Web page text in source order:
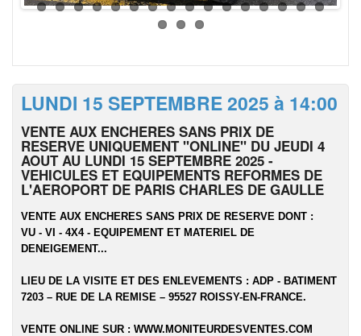
LUNDI 15 SEPTEMBRE 2025 à 14:00
VENTE AUX ENCHERES SANS PRIX DE
RESERVE UNIQUEMENT "ONLINE" DU JEUDI 4
AOUT AU LUNDI 15 SEPTEMBRE 2025 -
VEHICULES ET EQUIPEMENTS REFORMES DE
L'AEROPORT DE PARIS CHARLES DE GAULLE
VENTE AUX ENCHERES SANS PRIX DE RESERVE DONT :
VU - VI - 4X4 - EQUIPEMENT ET MATERIEL DE
DENEIGEMENT...
LIEU DE LA VISITE ET DES ENLEVEMENTS : ADP - BATIMENT
7203 – RUE DE LA REMISE – 95527 ROISSY-EN-FRANCE.
VENTE ONLINE SUR : WWW.MONITEURDESVENTES.COM